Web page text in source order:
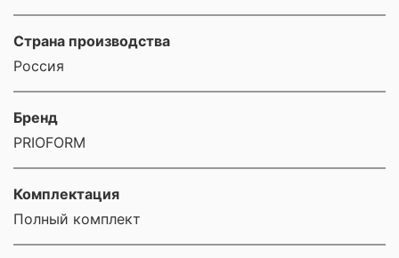
Страна производства
Россия
Бренд
PRIOFORM
Комплектация
Полный комплект